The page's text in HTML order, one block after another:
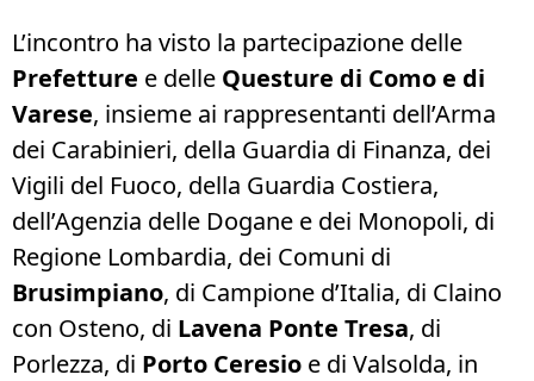
L’incontro ha visto la partecipazione delle
Prefetture e delle Questure di Como e di
Varese, insieme ai rappresentanti dell’Arma
dei Carabinieri, della Guardia di Finanza, dei
Vigili del Fuoco, della Guardia Costiera,
dell’Agenzia delle Dogane e dei Monopoli, di
Regione Lombardia, dei Comuni di
Brusimpiano, di Campione d’Italia, di Claino
con Osteno, di Lavena Ponte Tresa, di
Porlezza, di Porto Ceresio e di Valsolda, in